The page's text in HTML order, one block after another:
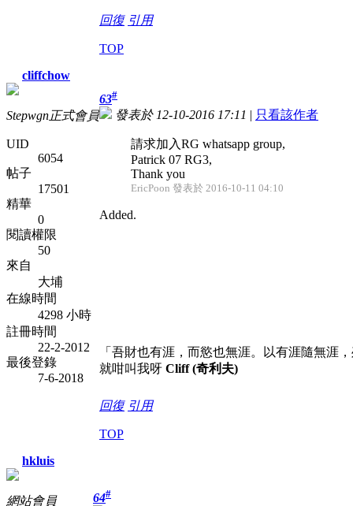
回復 引用
TOP
cliffchow
Stepwgn正式會員
UID
6054
帖子
17501
精華
0
閱讀權限
50
來自
大埔
在線時間
4298 小時
註冊時間
22-2-2012
最後登錄
7-6-2018
63#
發表於 12-10-2016 17:11 | 只看該作者
請求加入RG whatsapp group,
Patrick 07 RG3,
Thank you
EricPoon 發表於 2016-10-11 04:10
Added.
「吾財也有涯，而慾也無涯。以有涯隨無涯
就咁叫我呀 Cliff (奇利夫)
回復 引用
TOP
hkluis
網站會員 64#